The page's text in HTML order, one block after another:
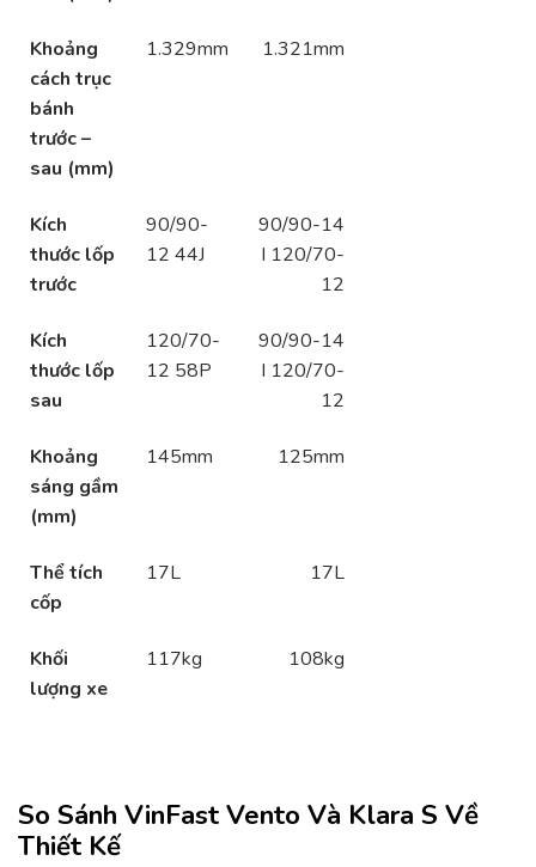
Khoảng
cách trục
bánh
trước –
sau (mm)
1.329mm 1.321mm
Kích
thước lốp
trước
90/90-
12 44J
90/90-14
I 120/70-
12
Kích
thước lốp
sau
120/70-
12 58P
90/90-14
I 120/70-
12
Khoảng
sáng gầm
(mm)
145mm 125mm
Thể tích
cốp
17L 17L
Khối
lượng xe
117kg 108kg
So Sánh VinFast Vento Và Klara S Về
Thiết Kế